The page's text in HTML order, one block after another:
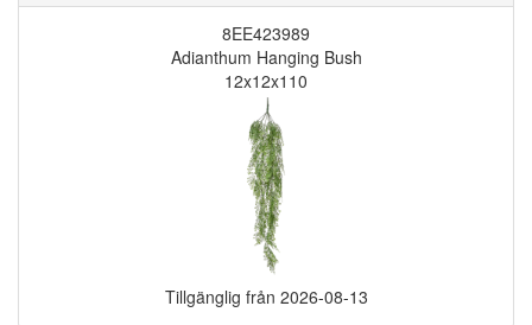
8EE423989
Adianthum Hanging Bush
12x12x110
Tillgänglig från 2026-08-13